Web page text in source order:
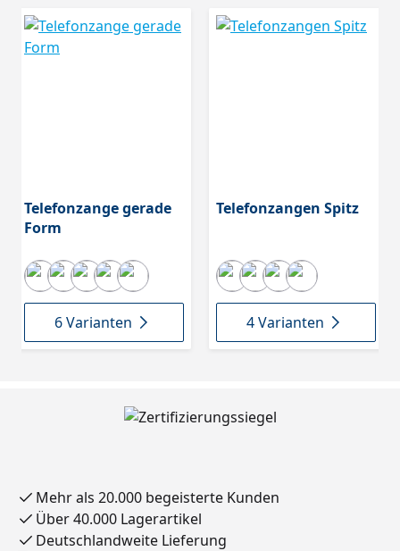
Telefonzange gerade
Form
6 Varianten
Telefonzangen Spitz
4 Varianten
Mehr als 20.000 begeisterte Kunden
Über 40.000 Lagerartikel
Deutschlandweite Lieferung